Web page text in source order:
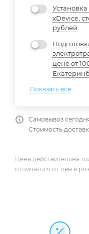
xDevice,
рублей
цене от
Показать все
Самовывоз
Стоимость
Цена действительна
отличаться от цен в